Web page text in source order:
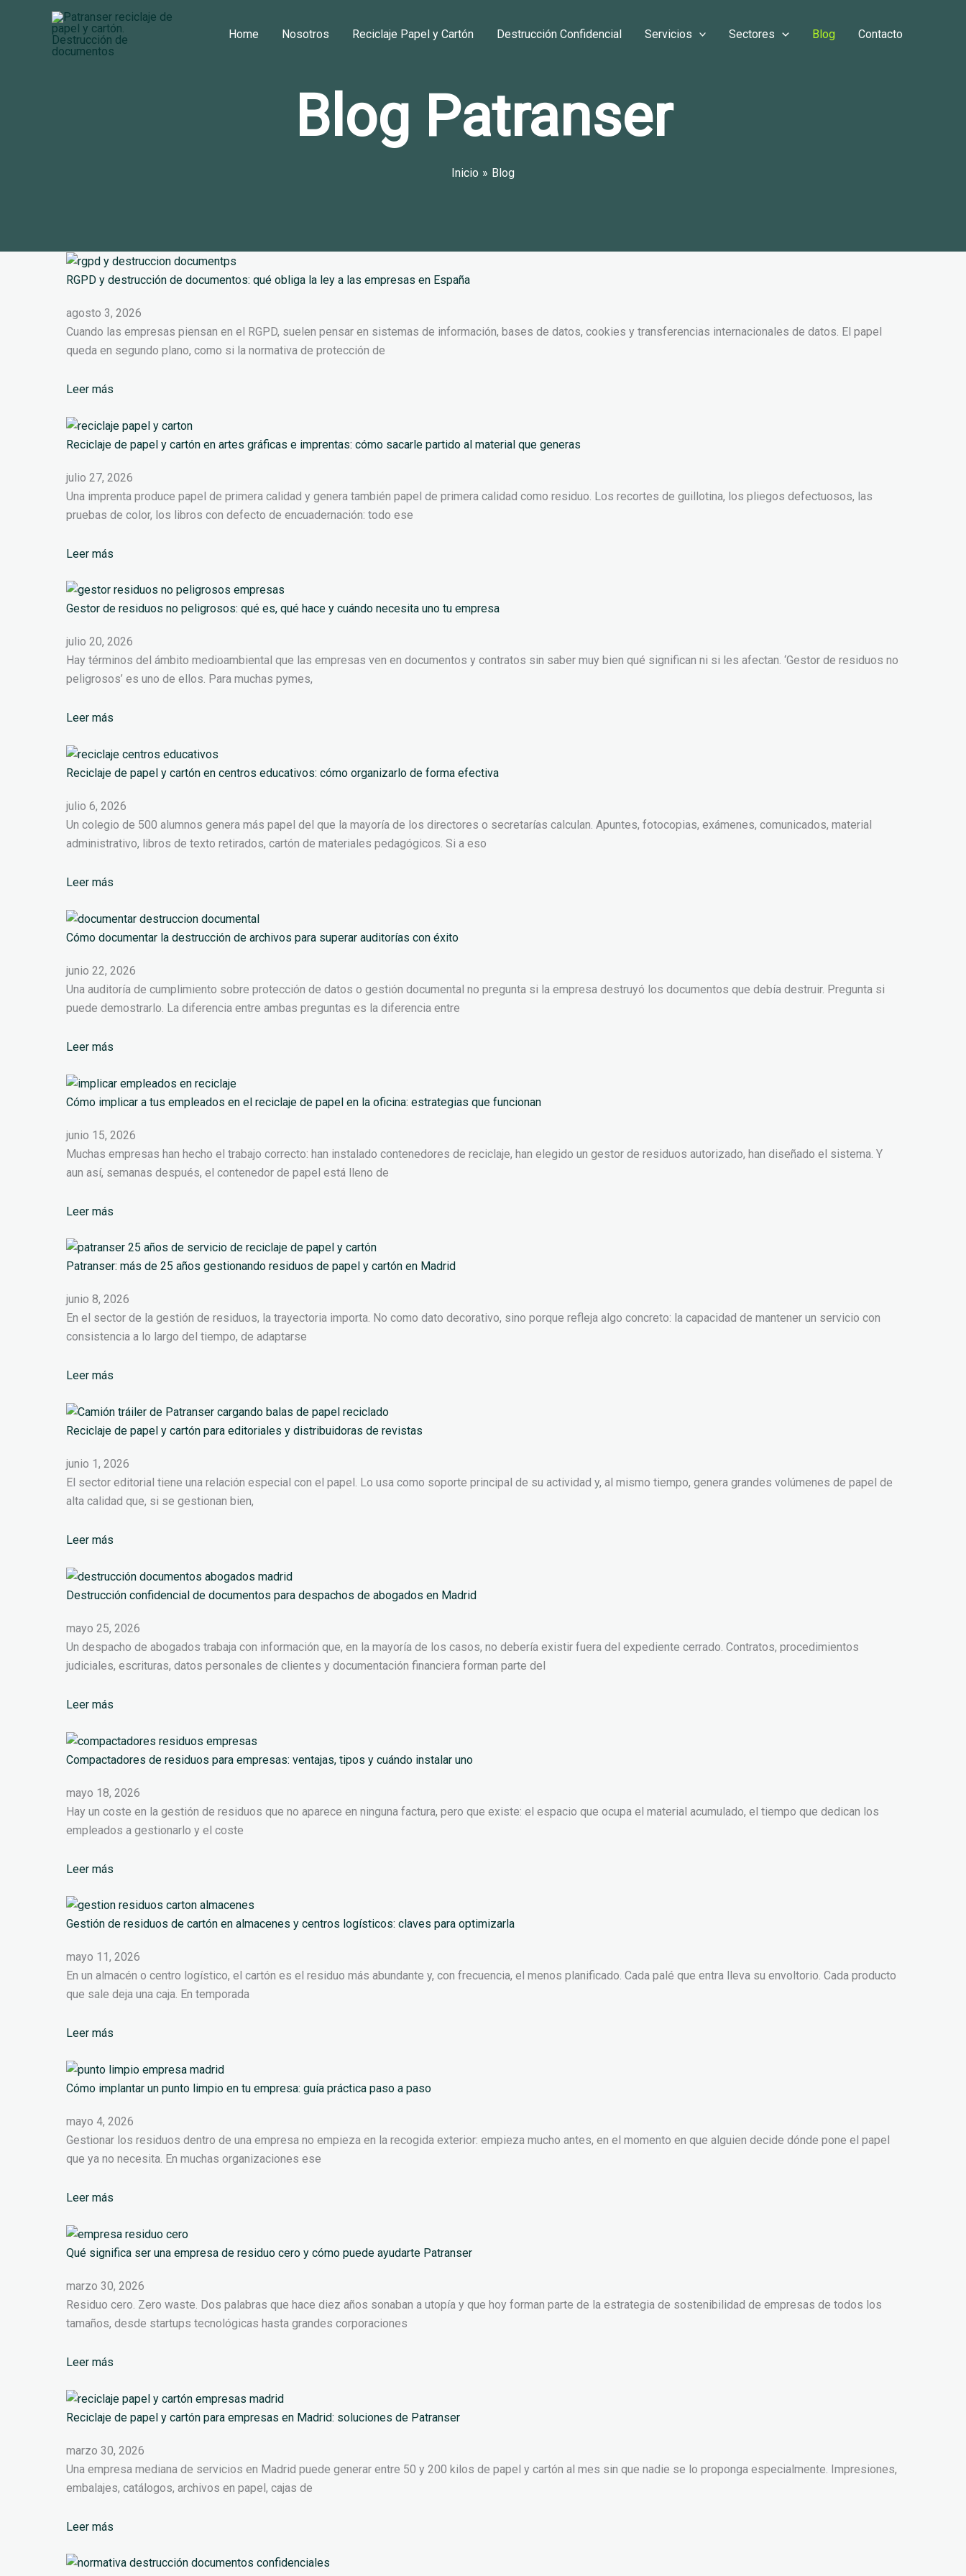
Home Nosotros Reciclaje Papel y Cartón Destrucción Confidencial Servicios Sectores Blog Contacto
Blog Patranser
Inicio Blog
RGPD y destrucción de documentos: qué obliga la ley a las empresas en España
agosto 3, 2026
Cuando las empresas piensan en el RGPD, suelen pensar en sistemas de información, bases de datos, cookies y transferencias internacionales de datos. El papel
queda en segundo plano, como si la normativa de protección de
Leer más
Reciclaje de papel y cartón en artes gráficas e imprentas: cómo sacarle partido al material que generas
julio 27, 2026
Una imprenta produce papel de primera calidad y genera también papel de primera calidad como residuo. Los recortes de guillotina, los pliegos defectuosos, las
pruebas de color, los libros con defecto de encuadernación: todo ese
Leer más
Gestor de residuos no peligrosos: qué es, qué hace y cuándo necesita uno tu empresa
julio 20, 2026
Hay términos del ámbito medioambiental que las empresas ven en documentos y contratos sin saber muy bien qué significan ni si les afectan. ‘Gestor de residuos no
peligrosos’ es uno de ellos. Para muchas pymes,
Leer más
Reciclaje de papel y cartón en centros educativos: cómo organizarlo de forma efectiva
julio 6, 2026
Un colegio de 500 alumnos genera más papel del que la mayoría de los directores o secretarías calculan. Apuntes, fotocopias, exámenes, comunicados, material
administrativo, libros de texto retirados, cartón de materiales pedagógicos. Si a eso
Leer más
Cómo documentar la destrucción de archivos para superar auditorías con éxito
junio 22, 2026
Una auditoría de cumplimiento sobre protección de datos o gestión documental no pregunta si la empresa destruyó los documentos que debía destruir. Pregunta si
puede demostrarlo. La diferencia entre ambas preguntas es la diferencia entre
Leer más
Cómo implicar a tus empleados en el reciclaje de papel en la oficina: estrategias que funcionan
junio 15, 2026
Muchas empresas han hecho el trabajo correcto: han instalado contenedores de reciclaje, han elegido un gestor de residuos autorizado, han diseñado el sistema. Y
aun así, semanas después, el contenedor de papel está lleno de
Leer más
Patranser: más de 25 años gestionando residuos de papel y cartón en Madrid
junio 8, 2026
En el sector de la gestión de residuos, la trayectoria importa. No como dato decorativo, sino porque refleja algo concreto: la capacidad de mantener un servicio con
consistencia a lo largo del tiempo, de adaptarse
Leer más
Reciclaje de papel y cartón para editoriales y distribuidoras de revistas
junio 1, 2026
El sector editorial tiene una relación especial con el papel. Lo usa como soporte principal de su actividad y, al mismo tiempo, genera grandes volúmenes de papel de
alta calidad que, si se gestionan bien,
Leer más
Destrucción confidencial de documentos para despachos de abogados en Madrid
mayo 25, 2026
Un despacho de abogados trabaja con información que, en la mayoría de los casos, no debería existir fuera del expediente cerrado. Contratos, procedimientos
judiciales, escrituras, datos personales de clientes y documentación financiera forman parte del
Leer más
Compactadores de residuos para empresas: ventajas, tipos y cuándo instalar uno
mayo 18, 2026
Hay un coste en la gestión de residuos que no aparece en ninguna factura, pero que existe: el espacio que ocupa el material acumulado, el tiempo que dedican los
empleados a gestionarlo y el coste
Leer más
Gestión de residuos de cartón en almacenes y centros logísticos: claves para optimizarla
mayo 11, 2026
En un almacén o centro logístico, el cartón es el residuo más abundante y, con frecuencia, el menos planificado. Cada palé que entra lleva su envoltorio. Cada producto
que sale deja una caja. En temporada
Leer más
Cómo implantar un punto limpio en tu empresa: guía práctica paso a paso
mayo 4, 2026
Gestionar los residuos dentro de una empresa no empieza en la recogida exterior: empieza mucho antes, en el momento en que alguien decide dónde pone el papel
que ya no necesita. En muchas organizaciones ese
Leer más
Qué significa ser una empresa de residuo cero y cómo puede ayudarte Patranser
marzo 30, 2026
Residuo cero. Zero waste. Dos palabras que hace diez años sonaban a utopía y que hoy forman parte de la estrategia de sostenibilidad de empresas de todos los
tamaños, desde startups tecnológicas hasta grandes corporaciones
Leer más
Reciclaje de papel y cartón para empresas en Madrid: soluciones de Patranser
marzo 30, 2026
Una empresa mediana de servicios en Madrid puede generar entre 50 y 200 kilos de papel y cartón al mes sin que nadie se lo proponga especialmente. Impresiones,
embalajes, catálogos, archivos en papel, cajas de
Leer más